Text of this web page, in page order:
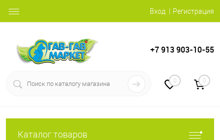
Вход Регистрация
+7 913 903-10-55
0 0
Каталог товаров